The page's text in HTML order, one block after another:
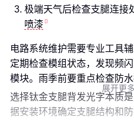
极端天气后检查支腿连接
喷漆
电路系统维护需要专业工具
定期检查模组状态，发现频
模块。雨季前要重点检查防水
选择钛金支腿背发光字本质
据安装环境确定支腿结构和
展开更